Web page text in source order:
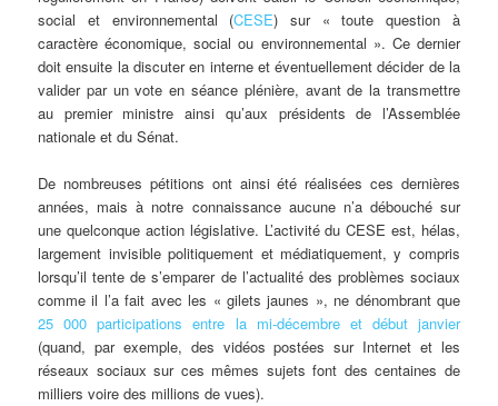
social et environnemental (CESE) sur « toute question à
caractère économique, social ou environnemental ». Ce dernier
doit ensuite la discuter en interne et éventuellement décider de la
valider par un vote en séance plénière, avant de la transmettre
au premier ministre ainsi qu’aux présidents de l’Assemblée
nationale et du Sénat.
De nombreuses pétitions ont ainsi été réalisées ces dernières
années, mais à notre connaissance aucune n’a débouché sur
une quelconque action législative. L’activité du CESE est, hélas,
largement invisible politiquement et médiatiquement, y compris
lorsqu’il tente de s’emparer de l’actualité des problèmes sociaux
comme il l’a fait avec les « gilets jaunes », ne dénombrant que
25 000 participations entre la mi-décembre et début janvier
(quand, par exemple, des vidéos postées sur Internet et les
réseaux sociaux sur ces mêmes sujets font des centaines de
milliers voire des millions de vues).